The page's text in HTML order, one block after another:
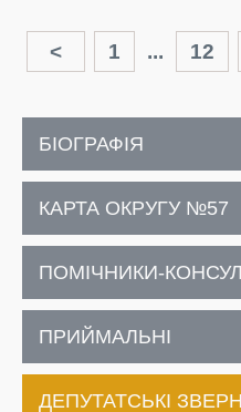
< 1 ... 12
БІОГРАФІЯ
КАРТА ОКРУГУ №57
ПОМІЧНИКИ-
ПРИЙМАЛЬНІ
ДЕПУТАТСЬКІ